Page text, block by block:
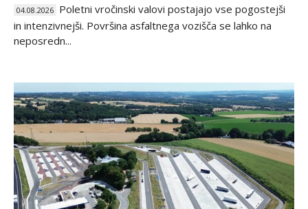
04.08.2026 Poletni vročinski valovi postajajo vse pogostejši
in intenzivnejši. Površina asfaltnega vozišča se lahko na
neposredn...